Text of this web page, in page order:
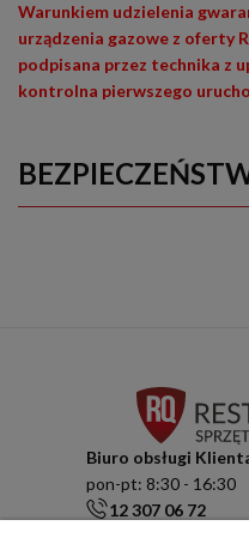
Warunkiem udzielenia
urządzenia gazowe z oferty
podpisana przez technika z
kontrolna pierwszego
Biuro obsługi
pon-pt: 8:30 - 16:30
12 307 06 72